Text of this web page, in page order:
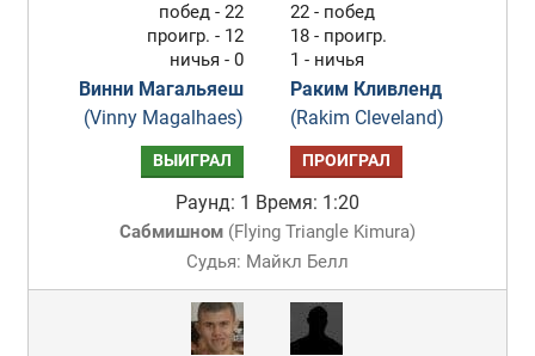
побед - 22
проигр. - 12
ничья - 0
Винни Магальяеш
(Vinny Magalhaes)
22 - побед
18 - проигр.
1 - ничья
Раким Кливленд
(Rakim Cleveland)
ВЫИГРАЛ ПРОИГРАЛ
Раунд: 1 Время: 1:20
Сабмишном(Flying Triangle Kimura)
Судья: Майкл Белл